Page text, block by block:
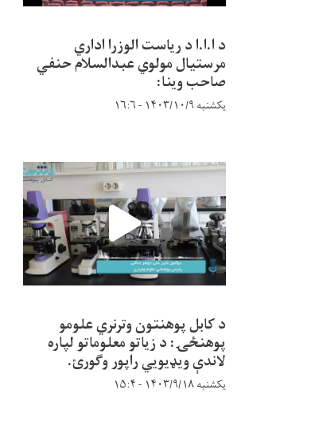
د ا.ا.ا د ریاست الوزرا اداري
مرستیال مولوي عبدالسلام حنفي
صاحب وینا:
یکشنبه ۱۴۰۳/۱۰/۹ - ۱۶:۶
د کابل پوهنتون وترنري علومو
پوهنځۍ: د زیاتو معلوماتو لپاره
لاندې ویډیويي راپور وګورئ.
یکشنبه ۱۴۰۳/۹/۱۸ - ۱۵:۴